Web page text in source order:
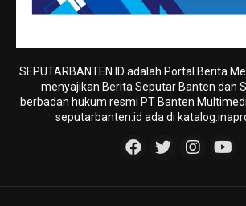
SEPUTARBANTEN.ID adalah Portal Berita
menyajikan Berita Seputar Banten dan
berbadan hukum resmi PT Banten
seputarbanten.id ada di